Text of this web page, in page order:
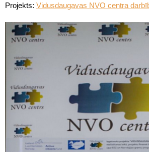
Projekts: Vidusdaugavas NVO centra